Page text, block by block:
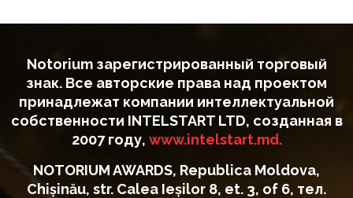
Notorium зарегистрированный торговый
знак. Все авторские права над проектом
принадлежат компании интеллектуальной
собственности INTELSTART LTD, созданная в
2007 году, www.intelstart.md.
NOTORIUM AWARDS, Republica Moldova,
Chișinău, str. Calea Ieșilor 8, et. 3, of 6, тел.